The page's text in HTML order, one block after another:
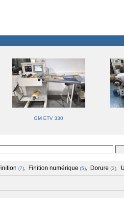
GM ETV 330
(7), Finition numérique (5), Dorure (3),